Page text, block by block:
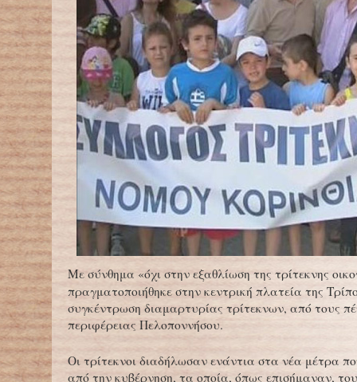
Με σύνθημα «όχι στην εξαθλίωση της τρίτεκνης
πραγματοποιήθηκε στην κεντρική πλατεία της
συγκέντρωση διαμαρτυρίας τρίτεκνων, από τους
περιφέρειας Πελοποννήσου.
Οι τρίτεκνοι διαδήλωσαν ενάντια στα νέα μέτρα
από την κυβέρνηση, τα οποία, όπως επισήμαναν,